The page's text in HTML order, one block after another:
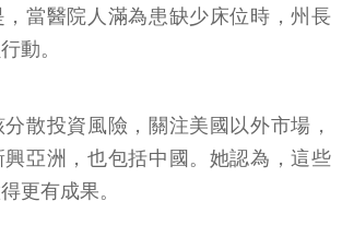
當醫院人滿為患缺少床位時，州長
動。
散投資風險，關注美國以外市場，
亞洲，也包括中國。她認為，這些
更有成果。